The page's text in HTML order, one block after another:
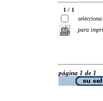
1 / 1
selecciona
para
página 1 de 1